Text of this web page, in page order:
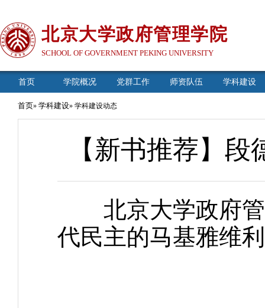
北京大学政府管理学院
SCHOOL OF GOVERNMENT PEKING UNIVERSITY
首页 学院概况 党群工作 师资队伍 学科建设
首页» 学科建设» 学科建设动态
【新书推荐】
北京大学政府管
代民主的马基雅维